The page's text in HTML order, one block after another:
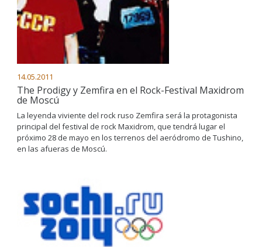
14.05.2011
The Prodigy y Zemfira en el Rock-Festival Maxidrom
de Moscú
La leyenda viviente del rock ruso Zemfira será la protagonista
principal del festival de rock Maxidrom, que tendrá lugar el
próximo 28 de mayo en los terrenos del aeródromo de Tushino,
en las afueras de Moscú.